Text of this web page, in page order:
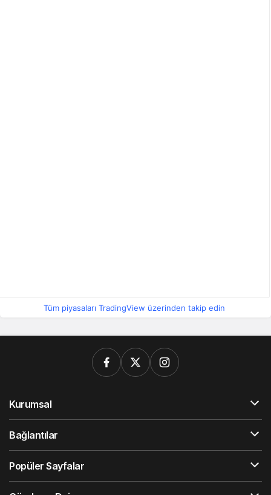
Tüm piyasaları TradingView üzerinden takip edin
Kurumsal
Bağlantılar
Popüler Sayfalar